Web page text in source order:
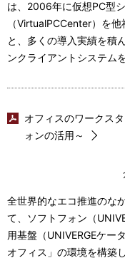
は、2006年に仮想PC型
（VirtualPCCenter）を
と、多くの導入実績を積
ンクライアントシステム
オフィスのワークス
ォンの活用～
全世界的なエコ推進のな
て、ソフトフォン（
用基盤（UNIVERGEケー
オフィス」の環境を構築